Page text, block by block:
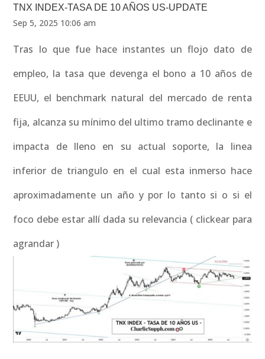
TNX INDEX-TASA DE 10 AÑOS US-UPDATE
Sep 5, 2025 10:06 am
Tras lo que fue hace instantes un flojo dato de
empleo, la tasa que devenga el bono a 10 años de
EEUU, el benchmark natural del mercado de renta
fija, alcanza su mínimo del ultimo tramo declinante e
impacta de lleno en su actual soporte, la linea
inferior de triangulo en el cual esta inmerso hace
aproximadamente un año y por lo tanto si o si el
foco debe estar allí dada su relevancia ( clickear para
agrandar )